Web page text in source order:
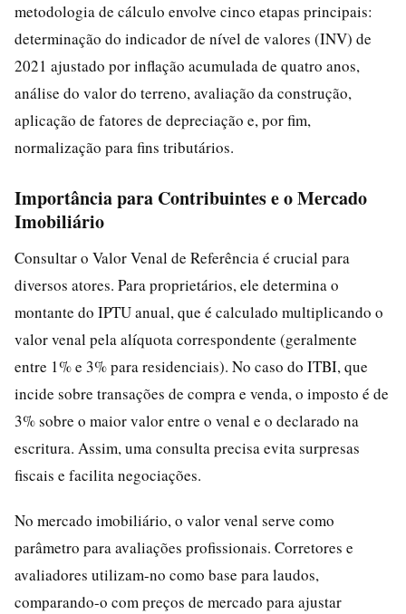
metodologia de cálculo envolve cinco etapas principais:
determinação do indicador de nível de valores (INV) de
2021 ajustado por inflação acumulada de quatro anos,
análise do valor do terreno, avaliação da construção,
aplicação de fatores de depreciação e, por fim,
normalização para fins tributários.
Importância para Contribuintes e o Mercado
Imobiliário
Consultar o Valor Venal de Referência é crucial para
diversos atores. Para proprietários, ele determina o
montante do IPTU anual, que é calculado multiplicando o
valor venal pela alíquota correspondente (geralmente
entre 1% e 3% para residenciais). No caso do ITBI, que
incide sobre transações de compra e venda, o imposto é de
3% sobre o maior valor entre o venal e o declarado na
escritura. Assim, uma consulta precisa evita surpresas
fiscais e facilita negociações.
No mercado imobiliário, o valor venal serve como
parâmetro para avaliações profissionais. Corretores e
avaliadores utilizam-no como base para laudos,
comparando-o com preços de mercado para ajustar